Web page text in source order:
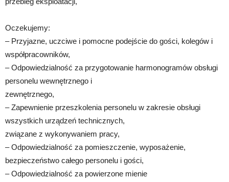
Oczekujemy:
– Przyjazne, uczciwe i pomocne podejście do gości, kolegów i
współpracowników,
– Odpowiedzialność za przygotowanie harmonogramów obsługi
personelu wewnętrznego i
zewnętrznego,
– Zapewnienie przeszkolenia personelu w zakresie obsługi
wszystkich urządzeń technicznych,
związane z wykonywaniem pracy,
– Odpowiedzialność za pomieszczenie, wyposażenie,
bezpieczeństwo całego personelu i gości,
– Odpowiedzialność za powierzone mienie